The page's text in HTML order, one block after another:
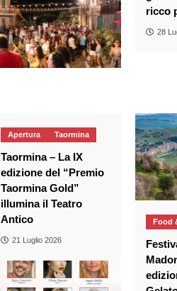
ricco
28
Apertura Taormina
Taormina – La IX
edizione del “Premio
Taormina Gold”
illumina il Teatro
Antico
21 Luglio 2026
Food